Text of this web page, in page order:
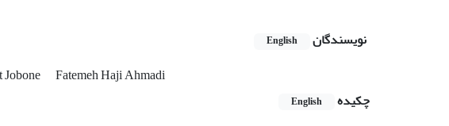
نویسندگان English
Jobone
Fatemeh Haji Ahmadi
چکیده
English